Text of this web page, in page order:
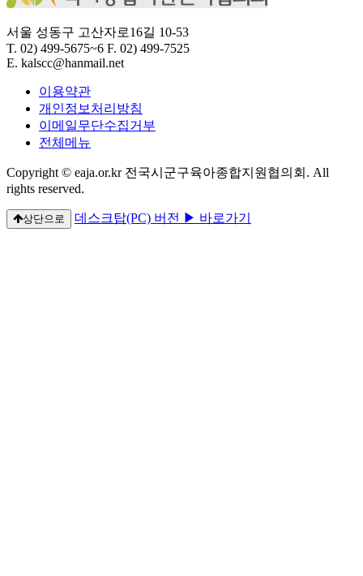
서울 성동구 고산자로16길 10-53
T. 02) 499-5675~6 F. 02) 499-7525
E. kalscc@hanmail.net
이용약관
개인정보처리방침
이메일무단수집거부
전체메뉴
Copyright © eaja.or.kr 전국시군구육아종합지원협의회. All
rights reserved.
상단으로 데스크탑(PC) 버전 ▶ 바로가기